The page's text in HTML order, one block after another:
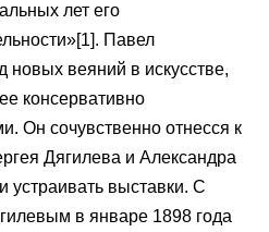
лет его
Павел
веяний в искусстве,
консервативно
Он сочувственно отнесся к
Дягилева и Александра
устраивать выставки. С
в январе 1898 года